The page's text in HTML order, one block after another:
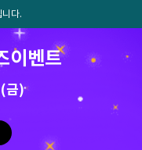
다.
이벤트
금)